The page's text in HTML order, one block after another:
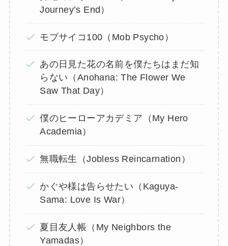
Journey’s End）
モブサイコ100（Mob Psycho）
あの日見た花の名前を僕たちはまだ知
らない（Anohana: The Flower We
Saw That Day）
僕のヒーローアカデミア（My Hero
Academia）
無職転生（Jobless Reincarnation）
かぐや様は告らせたい（Kaguya-
Sama: Love Is War）
夏目友人帳（My Neighbors the
Yamadas）